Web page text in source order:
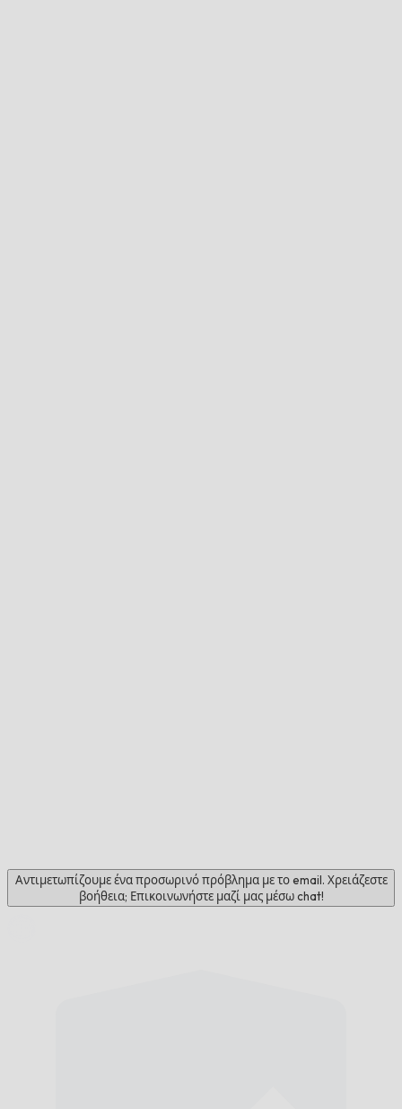
Αντιμετωπίζουμε ένα προσωρινό πρόβλημα με το email. Χρειάζεστε
βοήθεια; Επικοινωνήστε μαζί μας μέσω chat!